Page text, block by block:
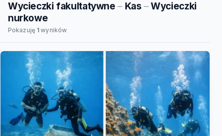
Wycieczki fakultatywne–Kas –Wycieczki
nurkowe
Pokazuję 1 wyników